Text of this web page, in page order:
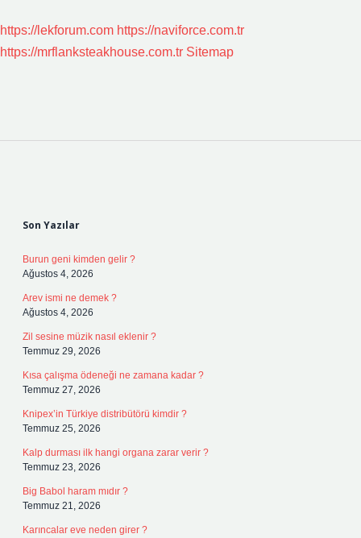
https://lekforum.com https://naviforce.com.tr
https://mrflanksteakhouse.com.tr Sitemap
Son Yazılar
Burun geni kimden gelir ?
Ağustos 4, 2026
Arev ismi ne demek ?
Ağustos 4, 2026
Zil sesine müzik nasıl eklenir ?
Temmuz 29, 2026
Kısa çalışma ödeneği ne zamana kadar ?
Temmuz 27, 2026
Knipex’in Türkiye distribütörü kimdir ?
Temmuz 25, 2026
Kalp durması ilk hangi organa zarar verir ?
Temmuz 23, 2026
Big Babol haram mıdır ?
Temmuz 21, 2026
Karıncalar eve neden girer ?